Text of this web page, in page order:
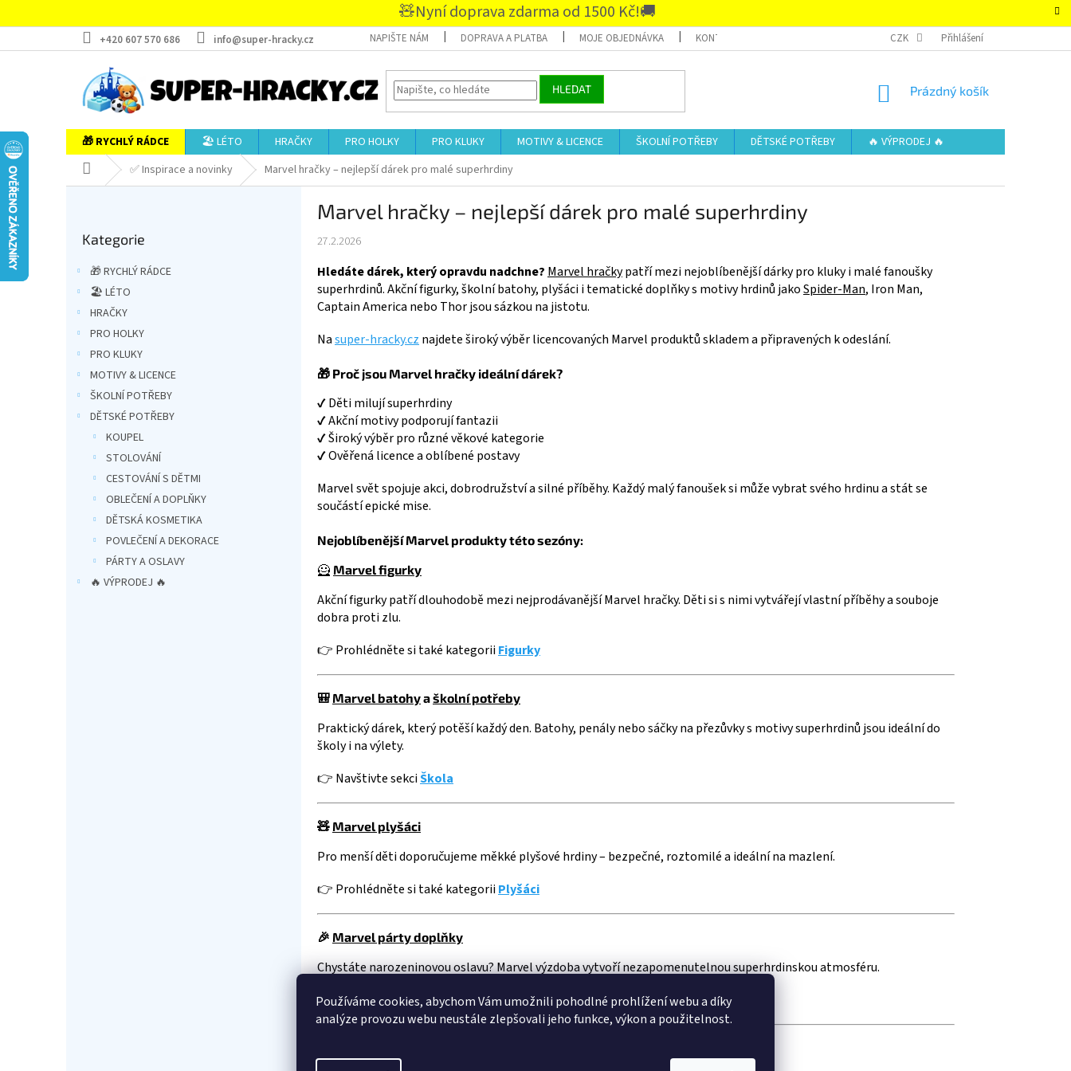
Používáme cookies, abychom Vám umožnili pohodlné prohlížení webu a díky
analýze provozu webu neustále zlepšovali jeho funkce, výkon a použitelnost.
🧸Nyní doprava zdarma od 1500 Kč!🚚
+420 607 570 686 info@super-hracky.cz NAPIŠTE NÁM DOPRAVA A PLATBA MOJE OBJEDNÁVKA KONTAKTY OBCHODNÍ PODMÍNKY – SUPER-HRACKY.CZ
CZK Přihlášení
HLEDAT
NÁKUPNÍ
Prázdný košík
🎁 RYCHLÝ RÁDCE 🏖️ LÉTO HRAČKY PRO HOLKY PRO KLUKY MOTIVY & LICENCE ŠKOLNÍ POTŘEBY DĚTSKÉ POTŘEBY
🔥 VÝPRODEJ 🔥
Domů ✅ Inspirace a novinky Marvel hračky – nejlepší dárek pro malé superhrdiny
kategorie
Kategorie
🎁 RYCHLÝ RÁDCE
🏖️ LÉTO
HRAČKY
PRO HOLKY
PRO KLUKY
MOTIVY & LICENCE
ŠKOLNÍ POTŘEBY
DĚTSKÉ POTŘEBY
KOUPEL
STOLOVÁNÍ
CESTOVÁNÍ S DĚTMI
OBLEČENÍ A DOPLŇKY
DĚTSKÁ KOSMETIKA
POVLEČENÍ A DEKORACE
PÁRTY A OSLAVY
🔥 VÝPRODEJ 🔥
Marvel hračky – nejlepší dárek pro malé superhrdiny
27.2.2026
Hledáte dárek, který opravdu nadchne?Marvel hračkypatří mezi nejoblíbenější dárky pro kluky i malé fanoušky
superhrdinů. Akční figurky, školní batohy, plyšáci i tematické doplňky s motivy hrdinů jakoSpider-Man, Iron Man,
Captain America nebo Thorjsou sázkou na jistotu.
Nasuper-hracky.cznajdete široký výběr licencovaných Marvel produktů skladem a připravených k odeslání.
🎁 Proč jsou Marvel hračky ideální dárek?
✔ Děti milují superhrdiny
✔ Akční motivy podporují fantazii
✔ Široký výběr pro různé věkové kategorie
✔ Ověřená licence a oblíbené postavy
Marvel svět spojuje akci, dobrodružství a silné příběhy. Každý malý fanoušek si může vybrat svého hrdinu a stát se
součástí epické mise.
Nejoblíbenější Marvel produkty této sezóny:
🦸 Marvel figurky
Akční figurky patří dlouhodobě mezi nejprodávanější Marvel hračky. Děti si s nimi vytvářejí vlastní příběhy a souboje
dobra proti zlu.
👉 Prohlédněte si také kategoriiFigurky
🎒 Marvel batohyaškolní potřeby
Praktický dárek, který potěší každý den. Batohy, penály nebo sáčky na přezůvky s motivy superhrdinů jsou ideální do
školy i na výlety.
👉 Navštivte sekciŠkola
🧸 Marvel plyšáci
Pro menší děti doporučujeme měkké plyšové hrdiny – bezpečné, roztomilé a ideální na mazlení.
👉 Prohlédněte si také kategoriiPlyšáci
🎉 Marvel párty doplňky
Chystáte narozeninovou oslavu? Marvel výzdoba vytvoří nezapomenutelnou superhrdinskou atmosféru.
👉 Prohlédněte si také kategoriiPárty